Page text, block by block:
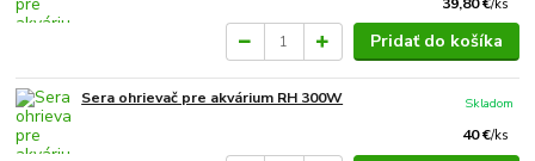
/ks
Pridať do košíka
Sera ohrievač pre akvárium RH 300W
40 €/ks
Skladom